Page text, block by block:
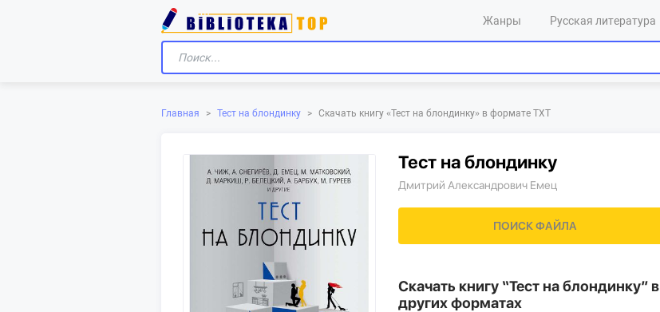
Жанры Русская литература
Главная > Тест на блондинку > Скачать книгу «‎Тест на блондинку»‎ в формате TXT
Тест на блондинку
Дмитрий Александрович Емец
ПОИСК ФАЙЛА
Скачать книгу “Тест на блондинку” в
других форматах